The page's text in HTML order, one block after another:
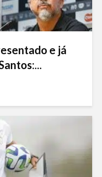
e já